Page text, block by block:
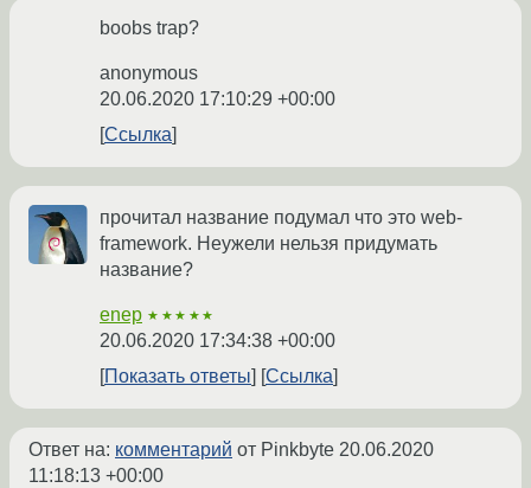
boobs trap?
anonymous
20.06.2020 17:10:29 +00:00
Ссылка
прочитал название подумал что это web-
framework. Неужели нельзя придумать
название?
enep ★★★★★
20.06.2020 17:34:38 +00:00
Показать ответы
Ссылка
Ответ на: комментарий от Pinkbyte 20.06.2020
11:18:13 +00:00